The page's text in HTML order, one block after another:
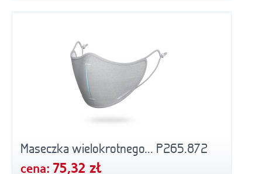
Maseczka wielokrotnego... P265.872
cena: 75,32 zł